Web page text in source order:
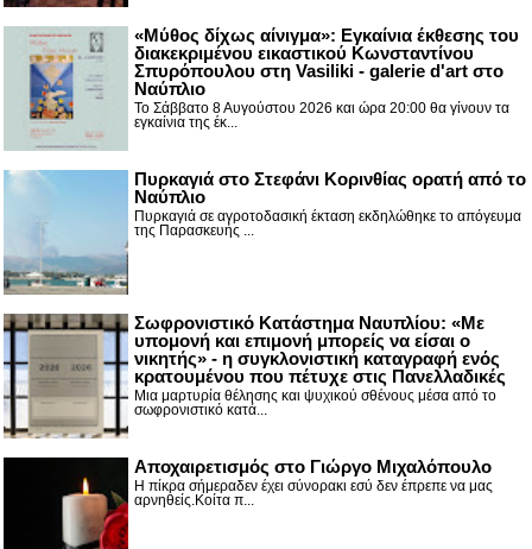
«Μύθος δίχως αίνιγμα»: Εγκαίνια έκθεσης του
διακεκριμένου εικαστικού Κωνσταντίνου
Σπυρόπουλου στη Vasiliki - galerie d'art στο
Ναύπλιο
Το Σάββατο 8 Αυγούστου 2026 και ώρα 20:00 θα γίνουν τα
εγκαίνια της έκ...
Πυρκαγιά στο Στεφάνι Κορινθίας ορατή από το
Ναύπλιο
Πυρκαγιά σε αγροτοδασική έκταση εκδηλώθηκε το απόγευμα
της Παρασκευής ...
Σωφρονιστικό Κατάστημα Ναυπλίου: «Με
υπομονή και επιμονή μπορείς να είσαι ο
νικητής» - η συγκλονιστική καταγραφή ενός
κρατουμένου που πέτυχε στις Πανελλαδικές
Μια μαρτυρία θέλησης και ψυχικού σθένους μέσα από το
σωφρονιστικό κατά...
Αποχαιρετισμός στο Γιώργο Μιχαλόπουλο
Η πίκρα σήμεραδεν έχει σύνορακι εσύ δεν έπρεπε να μας
αρνηθείς.Κοίτα π...